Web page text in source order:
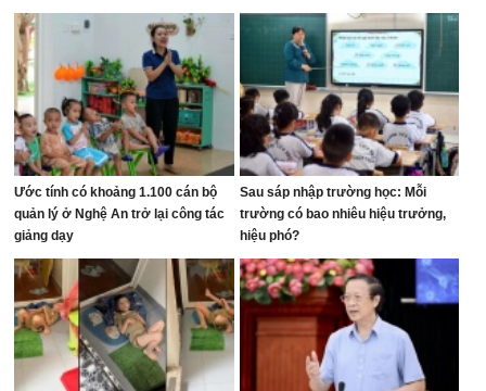
Ước tính có khoảng 1.100 cán bộ
quản lý ở Nghệ An trở lại công tác
giảng dạy
Sau sáp nhập trường học: Mỗi
trường có bao nhiêu hiệu trưởng,
hiệu phó?